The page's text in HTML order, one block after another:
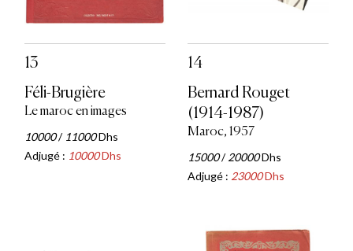
13
Féli-Brugière
Le maroc en images
10000/ 11000Dhs
Adjugé : 10000Dhs
14
Bernard Rouget
(1914-1987)
Maroc, 1957
15000/20000Dhs
Adjugé : 23000Dhs